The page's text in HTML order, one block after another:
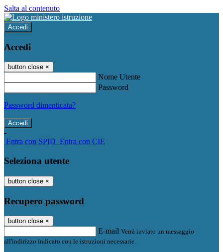
Salta al contenuto
Accedi
Accedi
button close ×
Nome Utente
Password
Password dimenticata?
-
Entra con SPID Entra con CIE
Seleziona utente
button close ×
Recupero password
button close ×
E-mail Verrà inviato un messaggio
all'indirizzo indicato con le istruzioni necessarie.